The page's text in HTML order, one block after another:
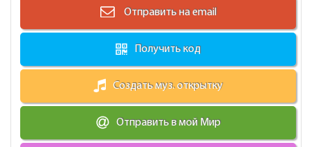
Отправить на email
Получить код
Создать муз. открытку
Отправить в мой Мир